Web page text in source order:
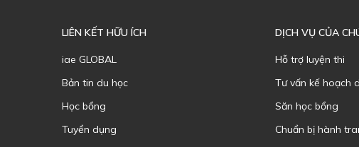
LIÊN KẾT HỮU ÍCH
iae GLOBAL
Bản tin du học
Học bổng
Tuyển dụng
DỊCH VỤ CỦA
Hỗ trợ luyện thi
Tư vấn kế hoạch
Săn học bổng
Chuẩn bị hành